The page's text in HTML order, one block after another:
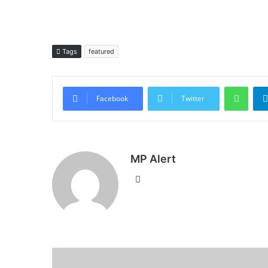
Tags featured
Facebook Twitter
MP Alert
Website